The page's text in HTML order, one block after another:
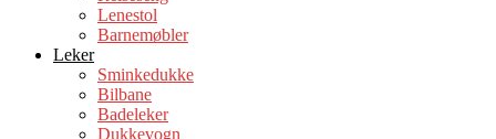
Lenestol
Barnemøbler
Leker
Sminkedukke
Bilbane
Badeleker
Dukkevogn